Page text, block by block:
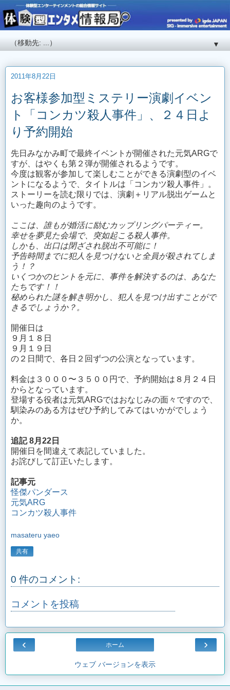
▼
2011年8月22日
お客様参加型ミステリー演劇イベン
ト「コンカツ殺人事件」、２４日よ
り予約開始
先日みなかみ町で最終イベントが開催された元気ARGで
すが、はやくも第２弾が開催されるようです。
今度は観客が参加して楽しむことができる演劇型のイベ
ントになるようで、タイトルは「コンカツ殺人事件」。
ストーリーを読む限りでは、演劇＋リアル脱出ゲームと
いった趣向のようです。
ここは、誰もが婚活に励むカップリングパーティー。
幸せを夢見た会場で、突如起こる殺人事件。
しかも、出口は閉ざされ脱出不可能に！
予告時間までに犯人を見つけないと全員が殺されてしま
う！？
いくつかのヒントを元に、事件を解決するのは、あなた
たちです！！
秘められた謎を解き明かし、犯人を見つけ出すことがで
きるでしょうか？。
開催日は
９月１８日
９月１９日
の２日間で、各日２回ずつの公演となっています。
料金は３０００〜３５００円で、予約開始は８月２４日
からとなっています。
登場する役者は元気ARGではおなじみの面々ですので、
馴染みのある方はぜひ予約してみてはいかがでしょう
か。
追記 8月22日
開催日を間違えて表記していました。
お詫びして訂正いたします。
記事元
怪傑パンダース
元気ARG
コンカツ殺人事件
masateru yaeo
共有
0 件のコメント:
コメントを投稿
‹ ›
ホーム
ウェブ バージョンを表示